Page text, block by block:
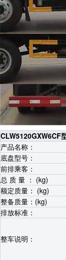
CLW5120GXW6CF
产品名称：
底盘型号：
前排乘客：
总 质 量 ： (kg)
额定质量： (kg)
整备质量：(kg)
排放标准：
整车说明：